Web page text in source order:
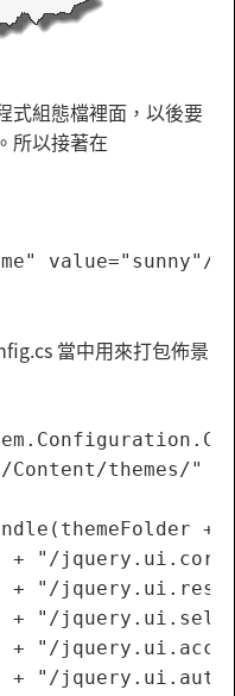
式組態檔裡面，以後要
所以接著在
value="sunny"/>
當中用來打包佈景
themes/" +
+ "/
+ "/
+ "/
+ "/
+ "/